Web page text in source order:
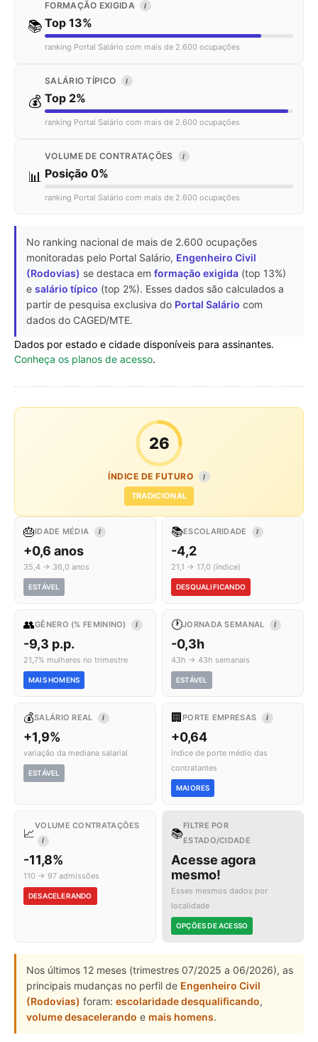
📚
FORMAÇÃO EXIGIDA I
Top 13%
ranking Portal Salário com mais de 2.600 ocupações
💰
SALÁRIO TÍPICO I
Top 2%
ranking Portal Salário com mais de 2.600 ocupações
📊
VOLUME DE CONTRATAÇÕES I
Posição 0%
ranking Portal Salário com mais de 2.600 ocupações
No ranking nacional de mais de 2.600 ocupações
monitoradas pelo Portal Salário, Engenheiro Civil
(Rodovias) se destaca em formação exigida (top 13%)
e salário típico (top 2%). Esses dados são calculados a
partir de pesquisa exclusiva do Portal Salário com
dados do CAGED/MTE.
Dados por estado e cidade disponíveis para assinantes.
Conheça os planos de acesso.
26
ÍNDICE DE FUTURO I
TRADICIONAL
🎂IDADE MÉDIA I
+0,6 anos
35,4 → 36,0 anos
ESTÁVEL
📚ESCOLARIDADE I
-4,2
21,1 → 17,0 (índice)
DESQUALIFICANDO
👥GÊNERO (% FEMININO) I
-9,3 p.p.
21,7% mulheres no trimestre
MAIS HOMENS
🕐JORNADA SEMANAL I
-0,3h
43h → 43h semanais
ESTÁVEL
💰SALÁRIO REAL I
+1,9%
variação da mediana salarial
ESTÁVEL
🏢 PORTE EMPRESAS I
+0,64
índice de porte médio das
contratantes
MAIORES
📈
VOLUME CONTRATAÇÕES
I
-11,8%
110 → 97 admissões
DESACELERANDO
📚
FILTRE POR
ESTADO/CIDADE
Acesse agora
mesmo!
Esses mesmos dados por
localidade
OPÇÕES DE ACESSO
Nos últimos 12 meses (trimestres 07/2025 a 06/2026), as
principais mudanças no perfil de Engenheiro Civil
(Rodovias) foram: escolaridade desqualificando,
volume desacelerando e mais homens.